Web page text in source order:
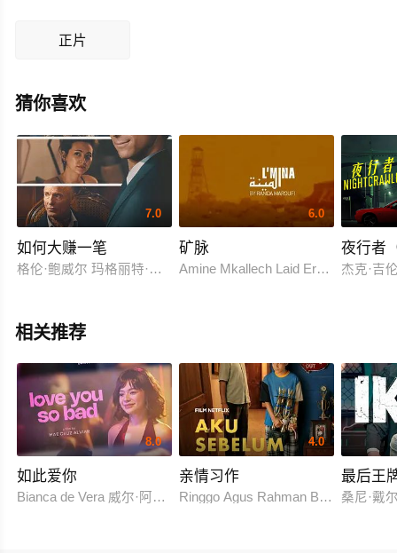
正片
猜你喜欢
7.0
如何大赚一笔
格伦·鲍威尔 玛格丽特·库里 杰西卡·亨维克 比尔·坎普 扎克·伍
6.0
矿脉
Amine Mkallech Laid Erramly
夜行者
杰克·吉
相关推荐
8.0
如此爱你
Bianca de Vera 威尔·阿什利·德莱昂
4.0
亲情习作
Ringgo Agus Rahman Bima Sena
最后王
桑尼·戴